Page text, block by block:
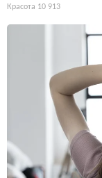
Красота 10 913